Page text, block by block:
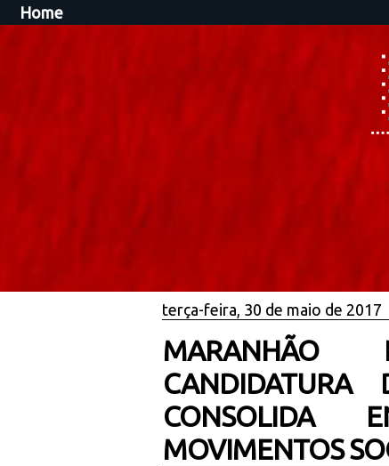
Home
terça-feira, 30 de maio de 2017
MARANHÃO
CONSOLIDA
MOVIMENTOS